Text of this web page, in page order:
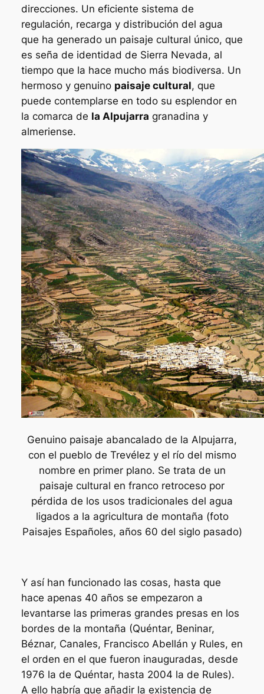
direcciones. Un eficiente sistema de
regulación, recarga y distribución del agua
que ha generado un paisaje cultural único, que
es seña de identidad de Sierra Nevada, al
tiempo que la hace mucho más biodiversa. Un
hermoso y genuino paisaje cultural, que
puede contemplarse en todo su esplendor en
la comarca de la Alpujarra granadina y
almeriense.
Genuino paisaje abancalado de la Alpujarra,
con el pueblo de Trevélez y el río del mismo
nombre en primer plano. Se trata de un
paisaje cultural en franco retroceso por
pérdida de los usos tradicionales del agua
ligados a la agricultura de montaña (foto
Paisajes Españoles, años 60 del siglo pasado)
Y así han funcionado las cosas, hasta que
hace apenas 40 años se empezaron a
levantarse las primeras grandes presas en los
bordes de la montaña (Quéntar, Beninar,
Béznar, Canales, Francisco Abellán y Rules, en
el orden en el que fueron inauguradas, desde
1976 la de Quéntar, hasta 2004 la de Rules).
A ello habría que añadir la existencia de